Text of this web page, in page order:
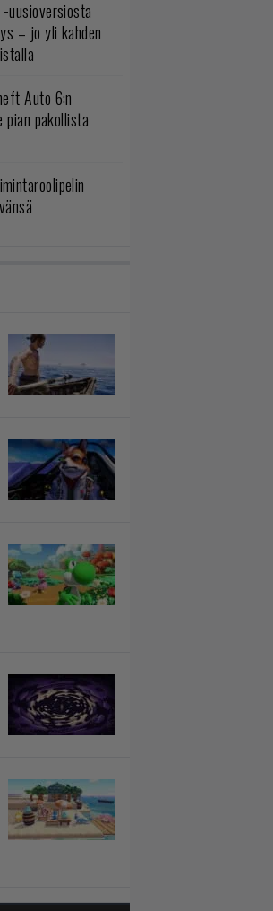
uusioversiosta
– jo yli kahden
Auto 6:n
pakollista